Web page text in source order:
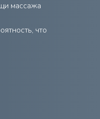
массажа
что